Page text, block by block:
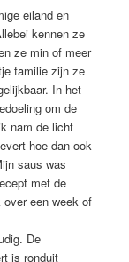
eiland en
kennen ze
ze min of meer
familie zijn ze
In het
om de
nam de licht
hoe dan ook
saus was
met de
een week of
De
is ronduit